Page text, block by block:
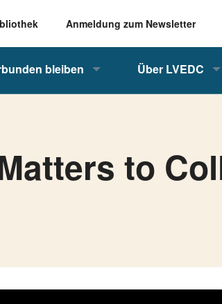
Anmeldung zum Newsletter
bleiben Über LVEDC
to